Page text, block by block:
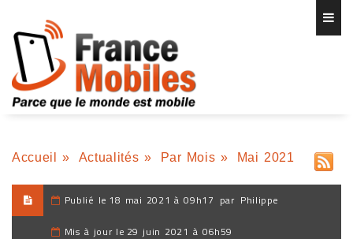
Accueil » Actualités » Par Mois » Mai 2021
Publié le 18 mai 2021 à 09h17 par Philippe
Mis à jour le 29 juin 2021 à 06h59